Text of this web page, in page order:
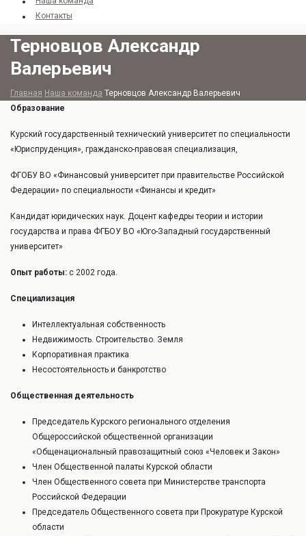
Контакты
Терновцов Александр
Валерьевич
Главная Наша команда Терновцов Александр Валерьевич
Образование
Курский государственный технический университет по специальности
«Юриспруденция», гражданско-правовая специализация,
ФГОБУ ВО «Финансовый университет при правительстве Российской
Федерации» по специальности «Финансы и кредит»
Кандидат юридических наук. Доцент кафедры теории и истории
государства и права ФГБОУ ВО «Юго-Западный государственный
университет»
Опыт работы: с 2002 года.
Специализация
Интеллектуальная собственность
Недвижимость. Строительство. Земля
Корпоративная практика
Несостоятельность и банкротство
Общественная деятельность
Председатель Курского регионального отделения
Общероссийской общественной организации
«Общенациональный правозащитный союз «Человек и Закон»
Член Общественной палаты Курской области
Член Общественного совета при Министерстве транспорта
Российской Федерации
Председатель Общественного совета при Прокуратуре Курской
области